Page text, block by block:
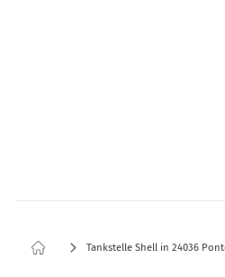
Tankstelle Shell in 24036